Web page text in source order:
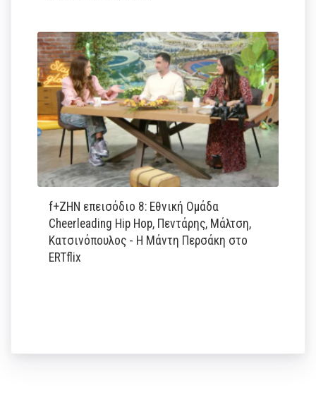
f+ΖΗΝ επεισόδιο 8: Εθνική Ομάδα
Cheerleading Hip Hop, Πεντάρης, Μάλτση,
Κατσινόπουλος - Η Μάντη Περσάκη στο
ERTflix